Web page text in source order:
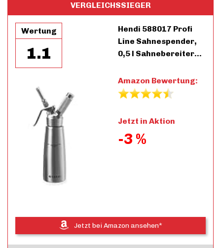
VERGLEICHSSIEGER
Wertung
1.1
Hendi 588017 Profi
Line Sahnespender,
0,5 l Sahnebereiter…
Amazon Bewertung:
Jetzt in Aktion
-3 %
Jetzt bei Amazon ansehen*